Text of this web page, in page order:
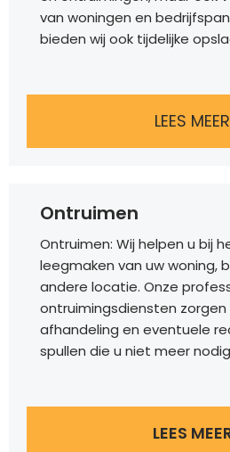
van woningen en
bieden wij ook tijdelijke
LEES
Ontruimen
Ontruimen: Wij helpen u bij
leegmaken van uw woning,
andere locatie. Onze
ontruimingsdiensten
afhandeling en eventuele
spullen die u niet meer
LEES